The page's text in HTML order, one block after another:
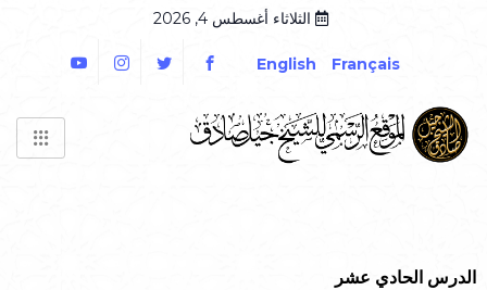
الثلاثاء أغسطس 4, 2026
Français
English
الدرس الحادي عشر